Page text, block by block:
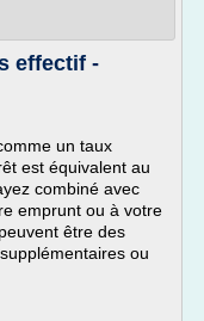
effectif -
un taux
est équivalent au
combiné avec
emprunt ou à votre
être des
ou